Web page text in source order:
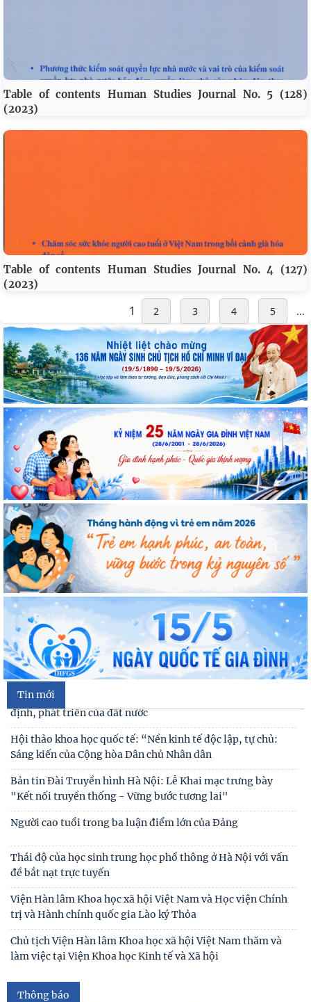
Table of contents Human Studies Journal No. 5 (128)
(2023)
Table of contents Human Studies Journal No. 4 (127)
(2023)
1 2 3 4 5 ...
Tin mới
Cán bộ Viện Nghiên cứu Con người, Gia đình và Giới tham dự
Hội nghị tập huấn chuyên môn nghiệp vụ
Kế hoạch hành động 100 ngày tập trung xử lý các điểm
nghẽn về chuyển đổi số trong các cơ quan Đảng
Đối thoại ICWA – VASS lần thứ 6: Thúc đẩy quan hệ Đối tác
Chiến lược Toàn diện tăng cường Việt Nam
Đóng góp tích cực vào củng cố môi trường hòa bình, ổn
định, phát triển của đất nước
Hội thảo khoa học quốc tế: “Nền kinh tế độc lập, tự chủ:
Sáng kiến của Cộng hòa Dân chủ Nhân dân
Bản tin Đài Truyền hình Hà Nội: Lễ Khai mạc trưng bày
"Kết nối truyền thống - Vững bước tương lai"
Người cao tuổi trong ba luận điểm lớn của Đảng
Thái độ của học sinh trung học phổ thông ở Hà Nội với vấn
đề bắt nạt trực tuyến
Viện Hàn lâm Khoa học xã hội Việt Nam và Học viện Chính
trị và Hành chính quốc gia Lào ký Thỏa
Chủ tịch Viện Hàn lâm Khoa học xã hội Việt Nam thăm và
làm việc tại Viện Khoa học Kinh tế và Xã hội
Thông báo
Thư cảm ơn
Thư mời viết bài tham gia Hội thảo khoa học “Chăm sóc,
giáo dục trẻ em trong kỷ nguyên số”
Thư mời viết bài Hội thảo khoa học quốc tế “Gia đình Châu
Thư mời viết báo cáo tham luận Hội thảo khoa học quốc gia